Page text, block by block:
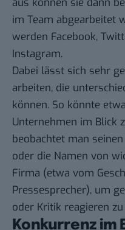
im Team abgearbeitet
werden Facebook,
Instagram.
Dabei lässt sich sehr
arbeiten, die
können. So könnte
Unternehmen im Blick
beobachtet man
oder die Namen von
Firma (etwa vom
Pressesprecher), um
oder Kritik reagieren
Konkurrenz im